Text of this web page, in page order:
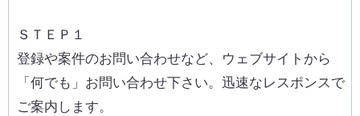
ＳＴＥＰ１
登録や案件のお問い合わせなど、ウェブサイトから
「何でも」お問い合わせ下さい。迅速なレスポンスで
ご案内します。